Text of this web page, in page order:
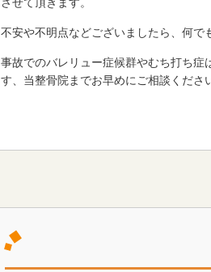
させて頂きます。
不安や不明点などございましたら、何で
事故でのバレリュー症候群やむち打ち症
す、当整骨院までお早めにご相談くださ